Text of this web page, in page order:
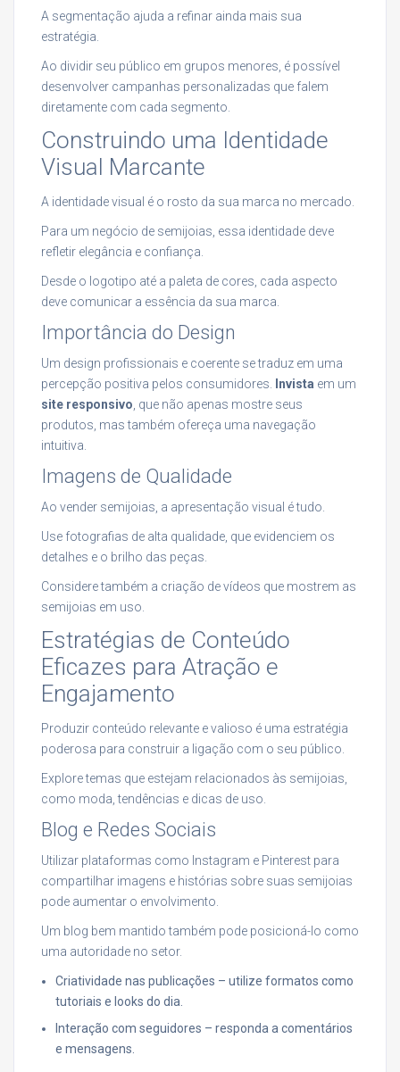
A segmentação ajuda a refinar ainda mais sua
estratégia.
Ao dividir seu público em grupos menores, é possível
desenvolver campanhas personalizadas que falem
diretamente com cada segmento.
Construindo uma Identidade
Visual Marcante
A identidade visual é o rosto da sua marca no mercado.
Para um negócio de semijoias, essa identidade deve
refletir elegância e confiança.
Desde o logotipo até a paleta de cores, cada aspecto
deve comunicar a essência da sua marca.
Importância do Design
Um design profissionais e coerente se traduz em uma
percepção positiva pelos consumidores.
Invista em um
site responsivo , que não apenas mostre seus
produtos, mas também ofereça uma navegação
intuitiva.
Imagens de Qualidade
Ao vender semijoias, a apresentação visual é tudo.
Use fotografias de alta qualidade, que evidenciem os
detalhes e o brilho das peças.
Considere também a criação de vídeos que mostrem as
semijoias em uso.
Estratégias de Conteúdo
Eficazes para Atração e
Engajamento
Produzir conteúdo relevante e valioso é uma estratégia
poderosa para construir a ligação com o seu público.
Explore temas que estejam relacionados às semijoias,
como moda, tendências e dicas de uso.
Blog e Redes Sociais
Utilizar plataformas como Instagram e Pinterest para
compartilhar imagens e histórias sobre suas semijoias
pode aumentar o envolvimento.
Um blog bem mantido também pode posicioná-lo como
uma autoridade no setor.
Criatividade nas publicações – utilize formatos como
tutoriais e looks do dia.
Interação com seguidores – responda a comentários
e mensagens.